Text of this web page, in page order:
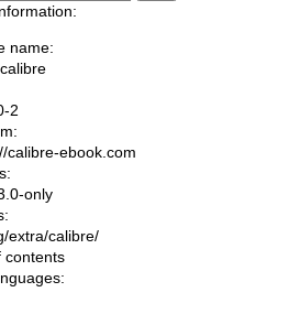
name:
2
calibre-ebook.com
only
extra/calibre/
contents